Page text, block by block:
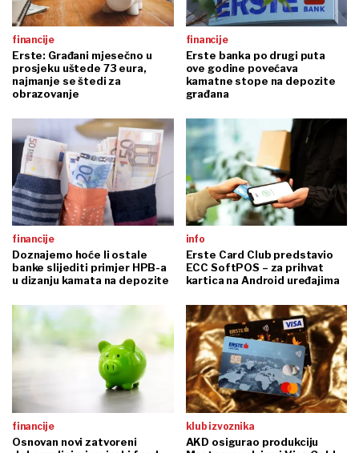
financije
Erste: Građani mjesečno u
prosjeku uštede 73 eura,
najmanje se štedi za
obrazovanje
financije
Erste banka po drugi puta
ove godine povećava
kamatne stope na depozite
građana
financije
Doznajemo hoće li ostale
banke slijediti primjer HPB-a
u dizanju kamata na depozite
info
Erste Card Club predstavio
ECC SoftPOS – za prihvat
kartica na Android uređajima
financije
Osnovan novi zatvoreni
klub izvoznika
AKD osigurao produkciju